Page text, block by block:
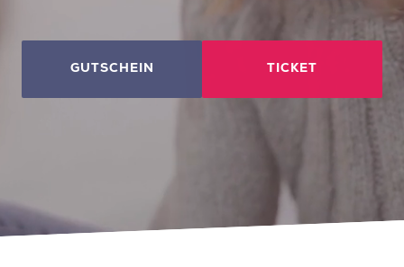
GUTSCHEIN TICKET